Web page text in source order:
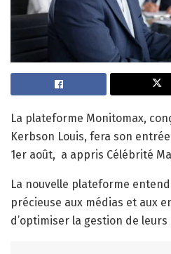
La plateforme Monitomax,
Kerbson Louis, fera son
1er août, a appris Célébrité
La nouvelle plateforme
précieuse aux médias et aux
d’optimiser la gestion de